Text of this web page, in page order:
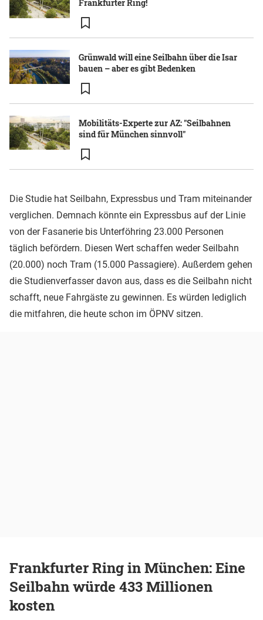
Frankfurter Ring!
Grünwald will eine Seilbahn über die Isar
bauen – aber es gibt Bedenken
Mobilitäts-Experte zur AZ: "Seilbahnen
sind für München sinnvoll"
Die Studie hat Seilbahn, Expressbus und Tram miteinander
verglichen. Demnach könnte ein Expressbus auf der Linie
von der Fasanerie bis Unterföhring 23.000 Personen
täglich befördern. Diesen Wert schaffen weder Seilbahn
(20.000) noch Tram (15.000 Passagiere). Außerdem gehen
die Studienverfasser davon aus, dass es die Seilbahn nicht
schafft, neue Fahrgäste zu gewinnen. Es würden lediglich
die mitfahren, die heute schon im ÖPNV sitzen.
Frankfurter Ring in München: Eine
Seilbahn würde 433 Millionen
kosten